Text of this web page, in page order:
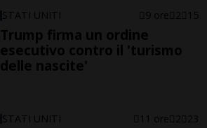
STATI UNITI 9 ore 2 15
Trump firma un ordine
esecutivo contro il 'turismo
delle nascite'
STATI UNITI 11 ore 2 23